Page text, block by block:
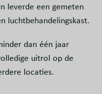
leverde een gemeten
luchtbehandelingskast.
dan één jaar
uitrol op de
locaties.